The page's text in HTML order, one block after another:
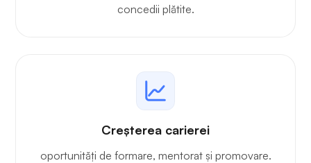
concedii plătite.
Creșterea carierei
oportunități de formare, mentorat și promovare.